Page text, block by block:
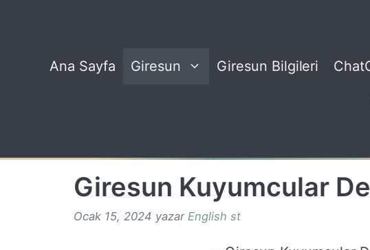
Ana Sayfa Giresun Giresun Bilgileri
Giresun Kuyumcular
Ocak 15, 2024 yazar English st